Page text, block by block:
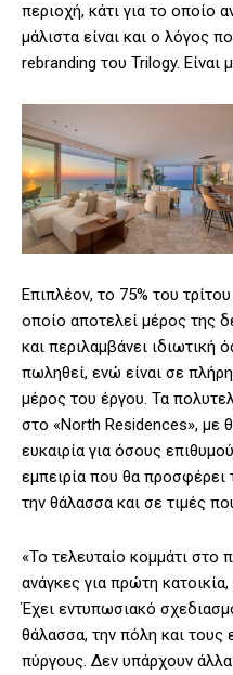
περιοχή, κάτι για το οποίο
μάλιστα είναι και ο λόγος
rebranding του Trilogy. Είναι
Επιπλέον, το 75% του
οποίο αποτελεί μέρος της
και περιλαμβάνει ιδιωτική
πωληθεί, ενώ είναι σε
μέρος του έργου. Τα
στο «North Residences», με
ευκαιρία για όσους
εμπειρία που θα προσφέρει
την θάλασσα και σε τιμές
«Το τελευταίο κομμάτι στο
ανάγκες για πρώτη
Έχει εντυπωσιακό
θάλασσα, την πόλη και τους
πύργους. Δεν υπάρχουν